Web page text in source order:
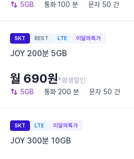
5GB 통화 100 분 문자 50 건
SKT BEST LTE 이달의특가
JOY 200분 5GB
5GB 통화 200 분 문자 50 건
월 690원*평생할인
SKT LTE 이달의특가
JOY 300분 10GB